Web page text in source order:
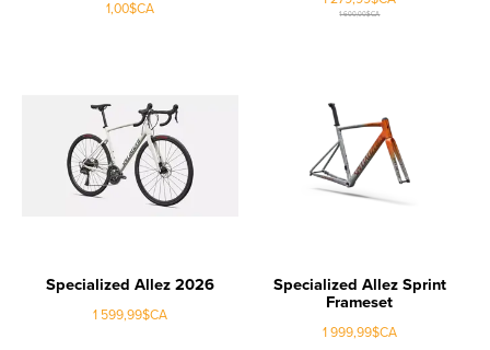
1,00$CA 1 600,00$CA
Specialized Allez 2026
1 599,99$CA
Specialized Allez Sprint
Frameset
1 999,99$CA